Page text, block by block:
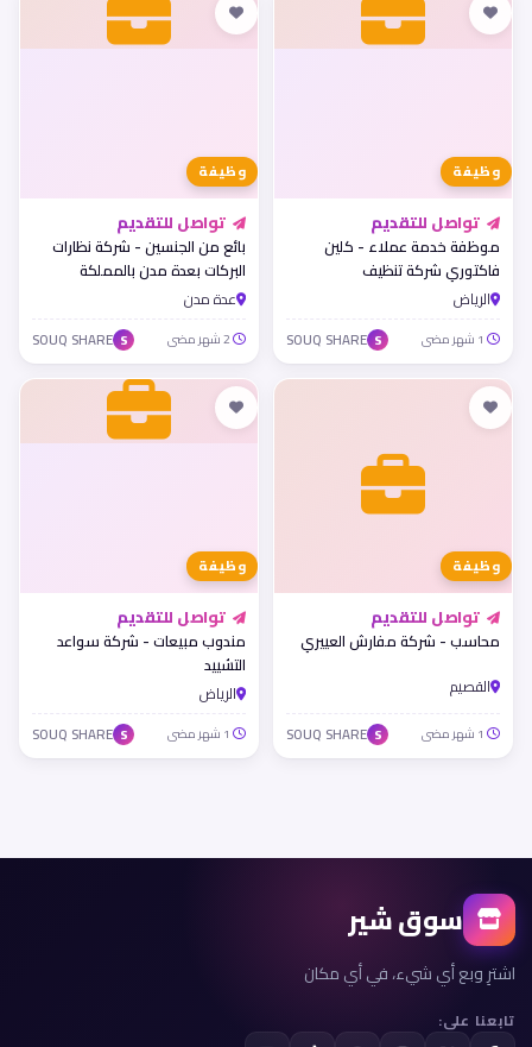
وظيفة
تواصل للتقديم
موظفة خدمة عملاء - كلين
فاكتوري شركة تنظيف
الرياض
S
SOUQ SHARE
وظيفة
تواصل للتقديم
بائع من الجنسين - شركة نظارات
البركات بعدة مدن بالمملكة
عدة مدن
S
SOUQ SHARE
وظيفة
تواصل للتقديم
محاسب - شركة مفارش العييري
القصيم
S
SOUQ SHARE
وظيفة
تواصل للتقديم
مندوب مبيعات - شركة سواعد
التشييد
الرياض
S
SOUQ SHARE
سوق شير
اشترِ وبع أي شيء، في أي مكان
تابعنا على: